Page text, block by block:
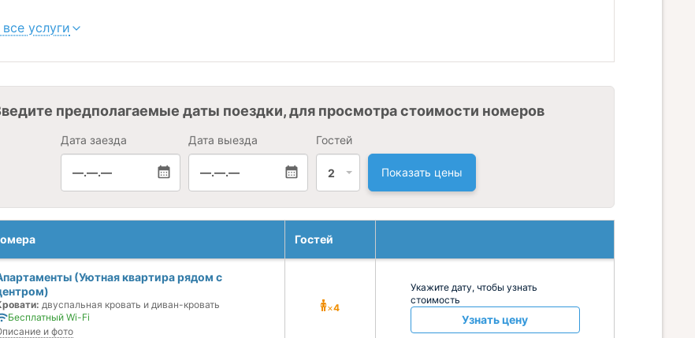
услуги
предполагаемые даты поездки, для просмотра стоимости номеров
Дата заезда
—.—.—
Дата выезда
—.—.—
Гостей
2 Показать цены
Гостей
(Уютная квартира рядом с
двуспальная кровать и диван-кровать
Бесплатный Wi-Fi
и фото
×4
Укажите дату, чтобы узнать
стоимость
Узнать цену